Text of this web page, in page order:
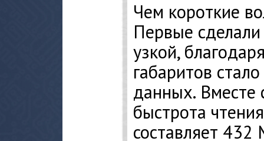
Чем короткие
Первые
узкой,
габаритов
данных. Вместе
быстрота
составляет 432